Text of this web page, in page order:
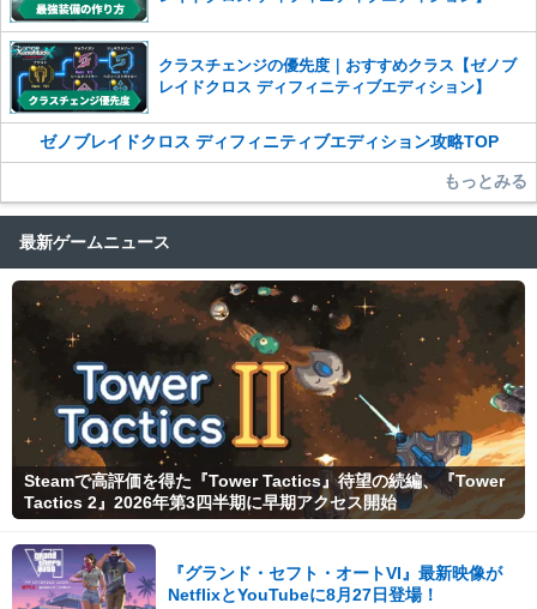
クラスチェンジの優先度｜おすすめクラス【ゼノブ
レイドクロス ディフィニティブエディション】
ゼノブレイドクロス ディフィニティブエディション攻略TOP
もっとみる
最新ゲームニュース
Steamで高評価を得た『Tower Tactics』待望の続編、『Tower
Tactics 2』2026年第3四半期に早期アクセス開始
『グランド・セフト・オートVI』最新映像が
NetflixとYouTubeに8月27日登場！